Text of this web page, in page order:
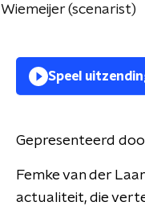
(scenarist)
Speel
Gepresenteerd
Femke van der
actualiteit, die